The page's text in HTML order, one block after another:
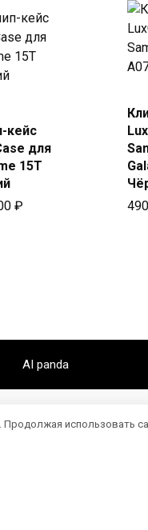
Beeline
кейс
для
15T
₽
AI panda
использовать